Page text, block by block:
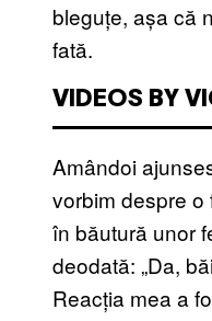
bleguțe, așa că
fată.
VIDEOS BY
Amândoi
vorbim despre
în băutură unor
deodată: „Da,
Reacția mea a